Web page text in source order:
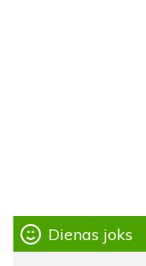
Dienas joks